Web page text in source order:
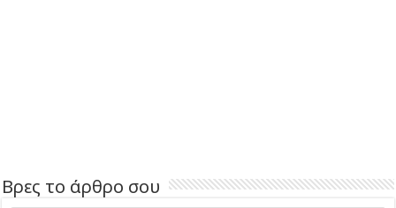
Βρες το άρθρο σου